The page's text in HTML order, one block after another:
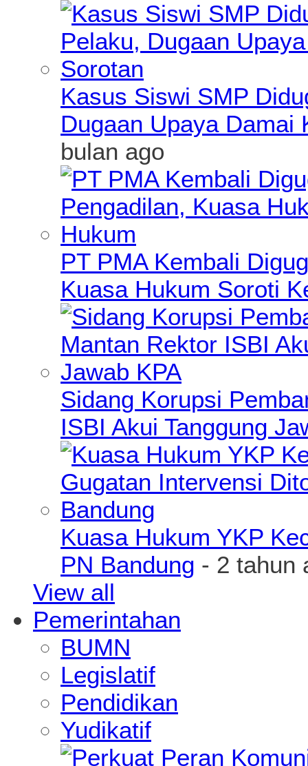
Kasus Siswi SMP
Dugaan Upaya Damai
bulan ago
PT PMA Kembali
Kuasa Hukum Soroti
Sidang Korupsi
ISBI Akui Tanggung
Kuasa Hukum YKP
PN Bandung - 2 tahun
View all
Pemerintahan
BUMN
Legislatif
Pendidikan
Yudikatif